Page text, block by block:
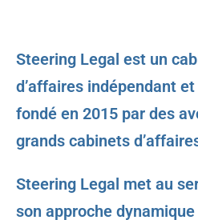
Steering Legal est un
d’affaires indépendant
fondé en 2015 par des
grands cabinets
Steering Legal met au
son approche